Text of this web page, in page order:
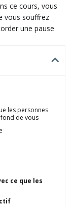
ce cours, vous
vous souffrez
une pause
les personnes
de vous
ce que les